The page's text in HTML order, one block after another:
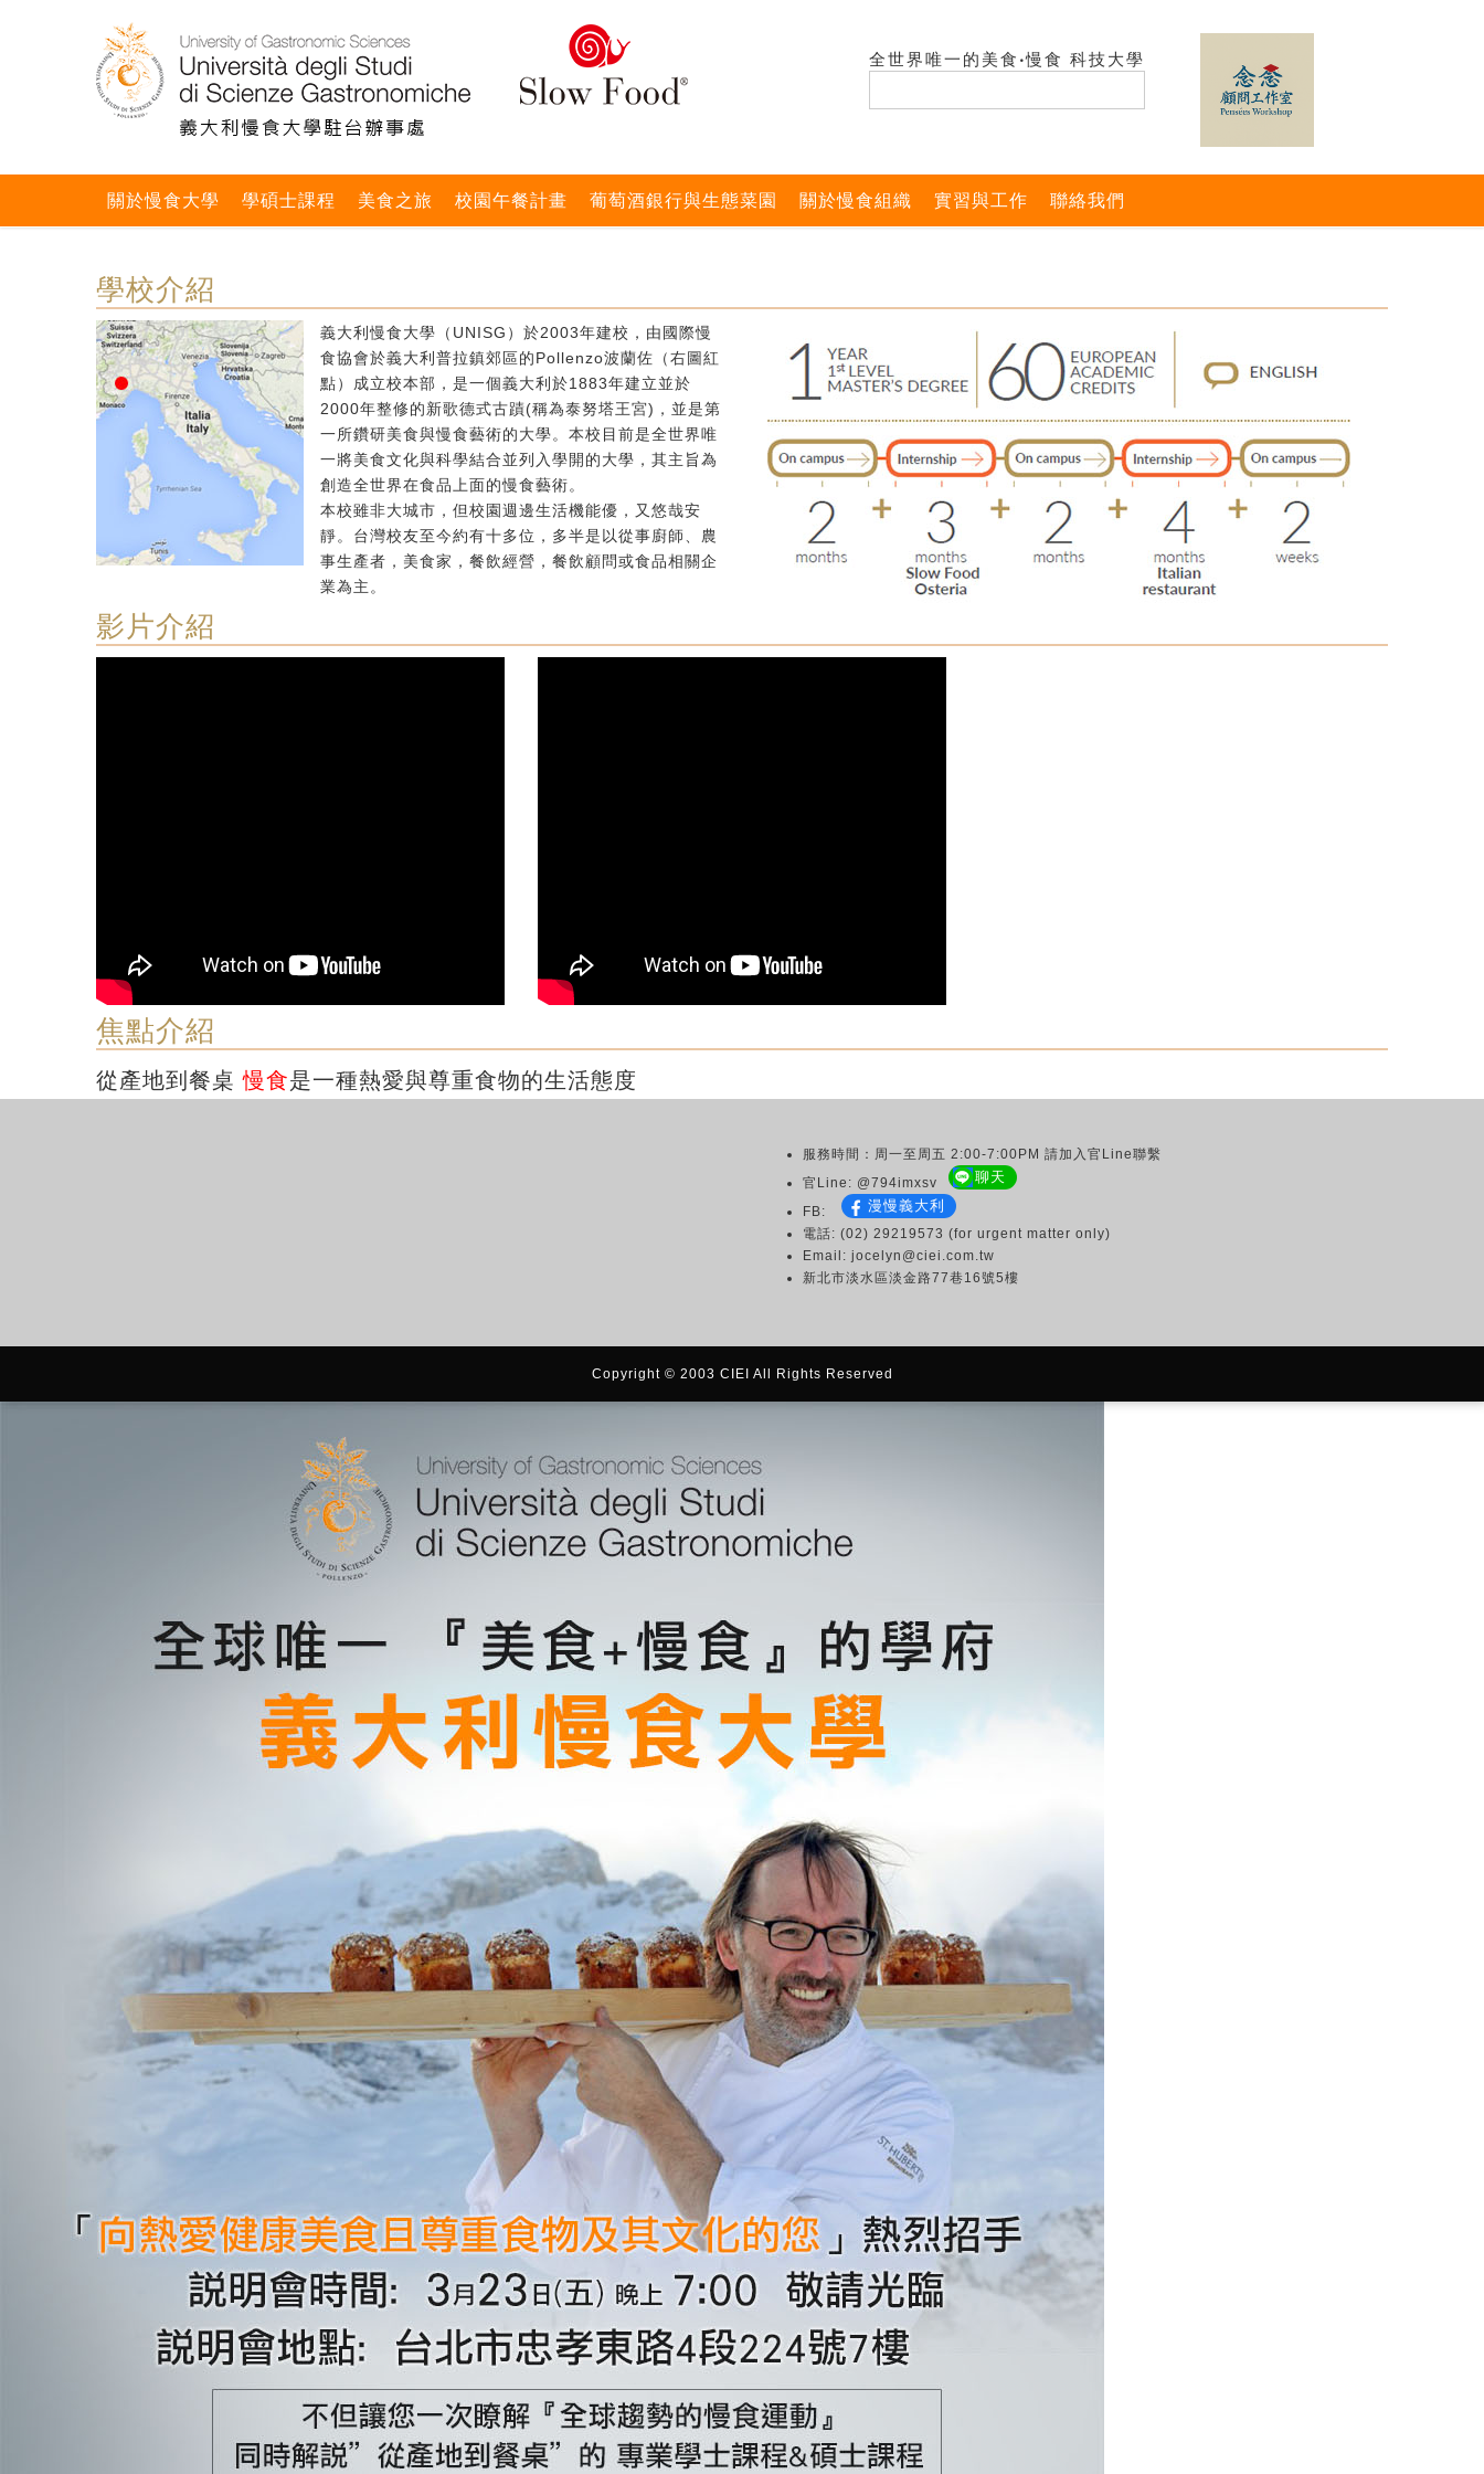
全世界唯一的美食‧慢食 科技大學
關於慢食大學 學碩士課程 美食之旅 校園午餐計畫 葡萄酒銀行與生態菜園 關於慢食組織 實習與工作 聯絡我們
學校介紹
義大利慢食大學（UNISG）於2003年建校，由國際慢
食協會於義大利普拉鎮郊區的Pollenzo波蘭佐（右圖紅
點）成立校本部，是一個義大利於1883年建立並於
2000年整修的新歌德式古蹟(稱為泰努塔王宮)，並是第
一所鑽研美食與慢食藝術的大學。本校目前是全世界唯
一將美食文化與科學結合並列入學開的大學，其主旨為
創造全世界在食品上面的慢食藝術。
本校雖非大城市，但校園週邊生活機能優，又悠哉安
靜。台灣校友至今約有十多位，多半是以從事廚師、農
事生產者，美食家，餐飲經營，餐飲顧問或食品相關企
業為主。
影片介紹
焦點介紹
從產地到餐桌慢食是一種熱愛與尊重食物的生活態度
服務時間：周一至周五 2:00-7:00PM 請加入官Line聯繫
官Line: @794imxsv
聊天
FB: 漫慢義大利
電話: (02) 29219573 (for urgent matter only)
Email: jocelyn@ciei.com.tw
新北市淡水區淡金路77巷16號5樓
Copyright © 2003 CIEI All Rights Reserved